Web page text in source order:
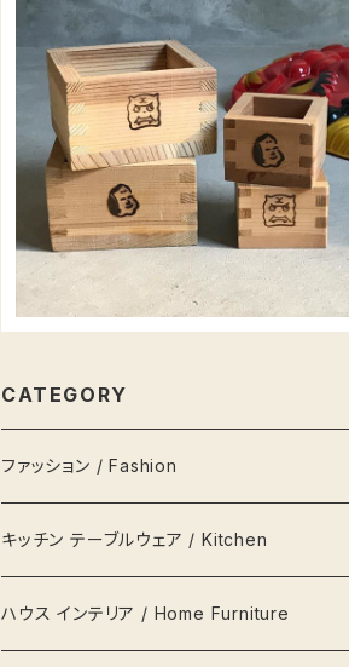
リメイク枡 大（一合枡）
¥580
CATEGORY
ファッション / Fashion
バッグ Bags
財布 Wallets
キッチン テーブルウェア / Kitchen
器 Plates
ハウス インテリア / Home Furniture